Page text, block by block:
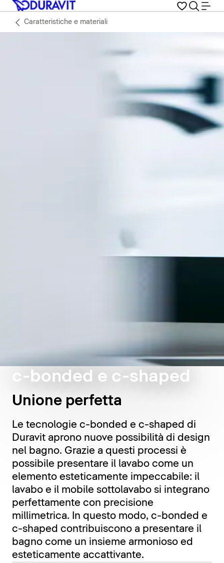
Caratteristiche e materiali
c-bonded e c-shaped
Unione perfetta
Le tecnologie c-bonded e c-shaped di
Duravit aprono nuove possibilità di design
nel bagno. Grazie a questi processi è
possibile presentare il lavabo come un
elemento esteticamente impeccabile: il
lavabo e il mobile sottolavabo si integrano
perfettamente con precisione
millimetrica. In questo modo, c-bonded e
c-shaped contribuiscono a presentare il
bagno come un insieme armonioso ed
esteticamente accattivante.